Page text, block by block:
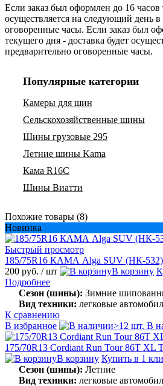
Если заказ был оформлен до 16 часов
осуществляется на следующий день в
оговоренные часы. Если заказ был
текущего дня - доставка будет
предварительно оговоренные часы.
Популярные категории
Камеры для шин
Сельскохозяйственные шины
Шины грузовые 295
Летние шины Kama
Кама R16C
Шины Виатти
Похожие товары (8)
Новинка
Быстрый просмотр
185/75R16 КАМА Alga SUV (НК-
200 руб. / шт В корзину
Подробнее
Сезон (шины): Зимние
Вид техники: легковые
К сравнению
В избранное
>12 шт. В
175/70R13 Cordiant Run Tour 86T XL
В корзину Купить в 1
Сезон (шины): Летние
Вид техники: легковые